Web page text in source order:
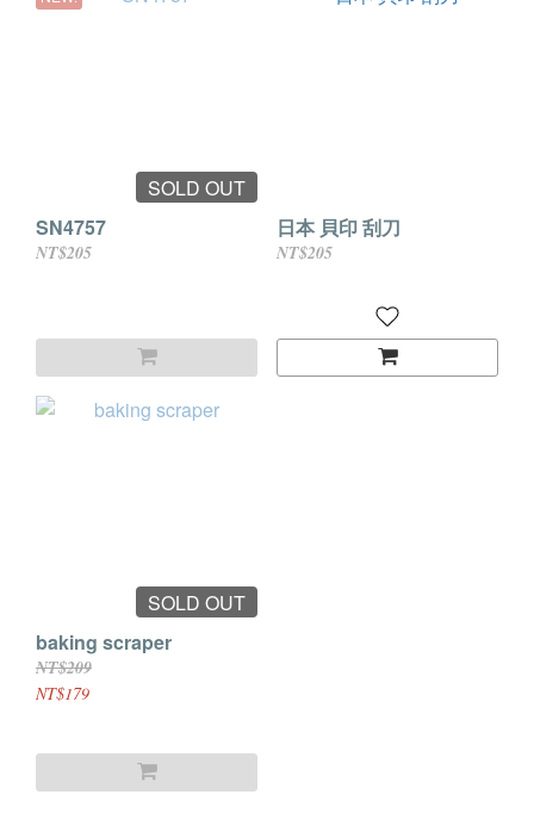
SOLD OUT
SN4757
NT$205
日本 貝印 刮刀
NT$205
SOLD OUT
baking scraper
NT$209
NT$179